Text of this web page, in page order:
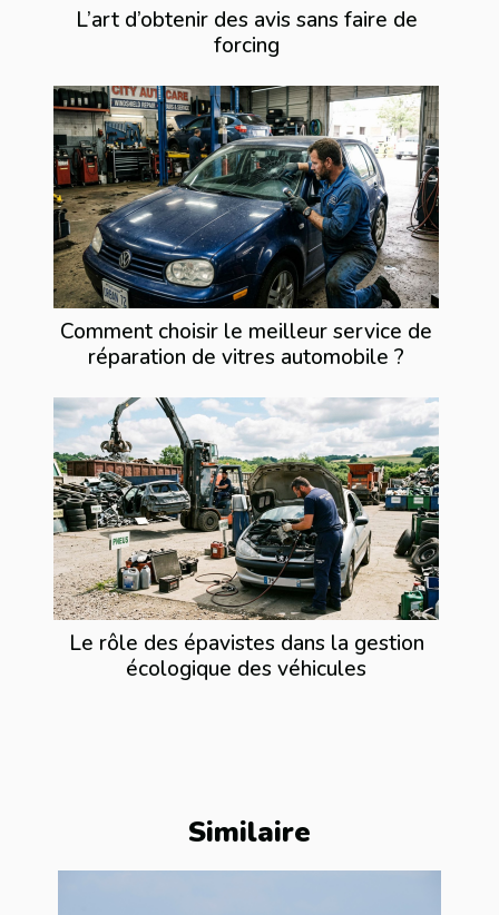
L’art d’obtenir des avis sans faire de
forcing
Comment choisir le meilleur service de
réparation de vitres automobile ?
Le rôle des épavistes dans la gestion
écologique des véhicules
Similaire